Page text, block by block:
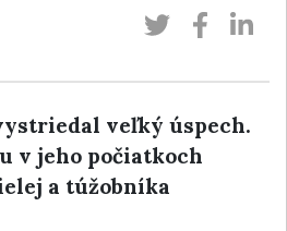
veľký úspech.
v jeho počiatkoch
a túžobníka